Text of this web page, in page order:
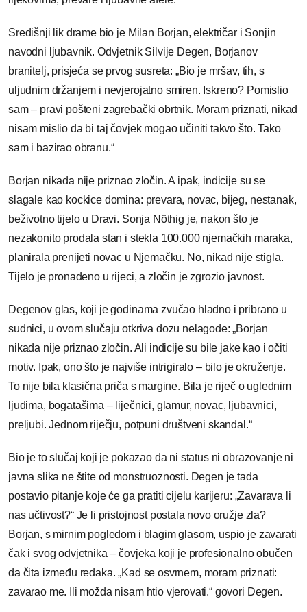
Središnji lik drame bio je Milan Borjan, električar i Sonjin
navodni ljubavnik. Odvjetnik Silvije Degen, Borjanov
branitelj, prisjeća se prvog susreta: „Bio je mršav, tih, s
uljudnim držanjem i nevjerojatno smiren. Iskreno? Pomislio
sam – pravi pošteni zagrebački obrtnik. Moram priznati, nikad
nisam mislio da bi taj čovjek mogao učiniti takvo što. Tako
sam i bazirao obranu.“
Borjan nikada nije priznao zločin. A ipak, indicije su se
slagale kao kockice domina: prevara, novac, bijeg, nestanak,
beživotno tijelo u Dravi. Sonja Nöthig je, nakon što je
nezakonito prodala stan i stekla 100.000 njemačkih maraka,
planirala prenijeti novac u Njemačku. No, nikad nije stigla.
Tijelo je pronađeno u rijeci, a zločin je zgrozio javnost.
Degenov glas, koji je godinama zvučao hladno i pribrano u
sudnici, u ovom slučaju otkriva dozu nelagode: „Borjan
nikada nije priznao zločin. Ali indicije su bile jake kao i očiti
motiv. Ipak, ono što je najviše intrigiralo – bilo je okruženje.
To nije bila klasična priča s margine. Bila je riječ o uglednim
ljudima, bogatašima – liječnici, glamur, novac, ljubavnici,
preljubi. Jednom riječju, potpuni društveni skandal.“
Bio je to slučaj koji je pokazao da ni status ni obrazovanje ni
javna slika ne štite od monstruoznosti. Degen je tada
postavio pitanje koje će ga pratiti cijelu karijeru: „Zavarava li
nas učtivost?“ Je li pristojnost postala novo oružje zla?
Borjan, s mirnim pogledom i blagim glasom, uspio je zavarati
čak i svog odvjetnika – čovjeka koji je profesionalno obučen
da čita između redaka. „Kad se osvrnem, moram priznati:
zavarao me. Ili možda nisam htio vjerovati.“ govori Degen.